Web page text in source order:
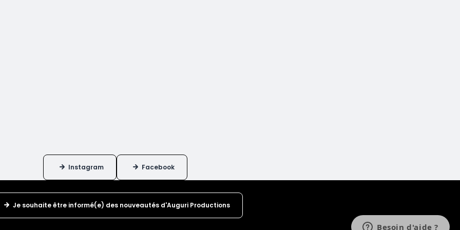
Instagram Facebook
Je souhaite être informé(e) des nouveautés d'Auguri Productions